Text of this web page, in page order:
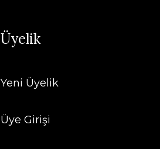
Üyelik
Yeni Üyelik
Üye Girişi